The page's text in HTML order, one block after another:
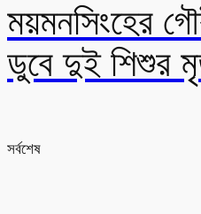
ময়মনসিংহের
ডুবে দুই শিশুর
সর্বশেষ